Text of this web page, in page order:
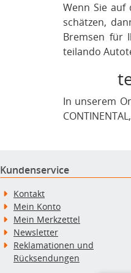
Wenn Sie auf
schätzen,
Bremsen für
teilando
In unserem
Kundenservice
Kontakt
Mein Konto
Mein Merkzettel
Newsletter
Reklamationen und
Rücksendungen